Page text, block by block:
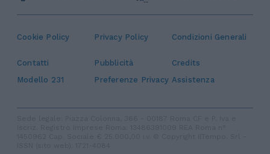
Cookie Policy Privacy Policy Condizioni Generali
Contatti Pubblicità
Credits
Modello 231
Preferenze Privacy Assistenza